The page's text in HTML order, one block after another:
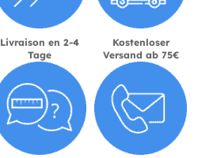
Livraison en 2-4
Tage
Kostenloser
Versand ab 75€